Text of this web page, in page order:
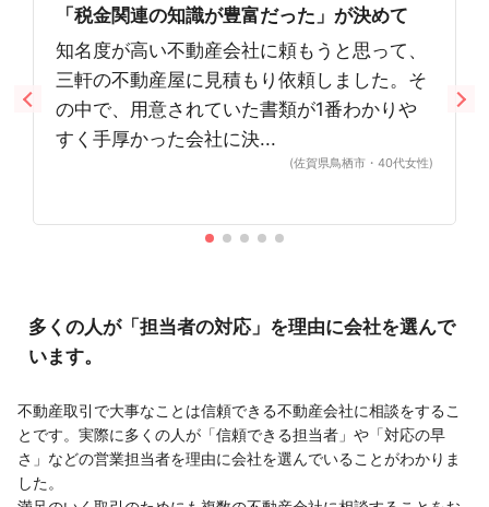
「税金関連の知識が豊富だった」が決めて
知名度が高い不動産会社に頼もうと思って、
三軒の不動産屋に見積もり依頼しました。そ
の中で、用意されていた書類が1番わかりや
すく手厚かった会社に決...
(佐賀県鳥栖市・40代女性)
多くの人が「担当者の対応」を理由に会社を選んで
います。
不動産取引で大事なことは信頼できる不動産会社に相談をするこ
とです。実際に多くの人が「信頼できる担当者」や「対応の早
さ」などの営業担当者を理由に会社を選んでいることがわかりま
した。